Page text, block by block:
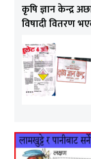
कृषि ज्ञान केन्द्र
विषादी वितरण